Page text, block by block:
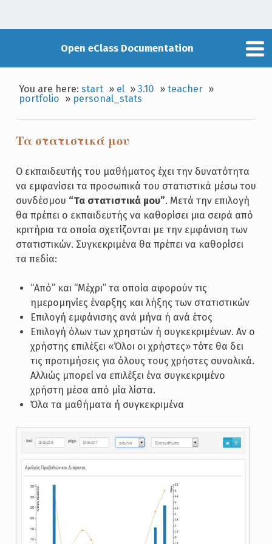
Open eClass Documentation
You are here:start » el »3.10 »teacher »
portfolio » personal_stats
Τα στατιστικά μου
Ο εκπαιδευτής του μαθήματος έχει την δυνατότητα
να εμφανίσει τα προσωπικά του στατιστικά μέσω του
συνδέσμου “Τα στατιστικά μου”. Μετά την επιλογή
θα πρέπει ο εκπαιδευτής να καθορίσει μια σειρά από
κριτήρια τα οποία σχετίζονται με την εμφάνιση των
στατιστικών. Συγκεκριμένα θα πρέπει να καθορίσει
τα πεδία:
“Από” και “Μέχρι” τα οποία αφορούν τις
ημερομηνίες έναρξης και λήξης των στατιστικών
Επιλογή εμφάνισης ανά μήνα ή ανά έτος
Επιλογή όλων των χρηστών ή συγκεκριμένων. Αν ο
χρήστης επιλέξει «Όλοι οι χρήστες» τότε θα δει
τις προτιμήσεις για όλους τους χρήστες συνολικά.
Αλλιώς μπορεί να επιλέξει ένα συγκεκριμένο
χρήστη μέσα από μία λίστα.
Όλα τα μαθήματα ή συγκεκριμένα